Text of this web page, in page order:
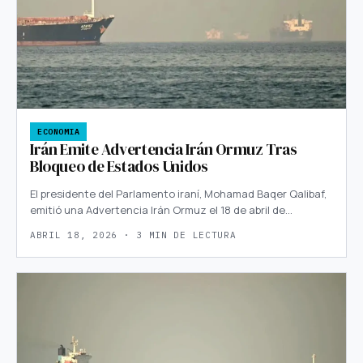
ECONOMIA
Irán Emite Advertencia Irán Ormuz Tras
Bloqueo de Estados Unidos
El presidente del Parlamento iraní, Mohamad Baqer Qalibaf,
emitió una Advertencia Irán Ormuz el 18 de abril de…
ABRIL 18, 2026 · 3 MIN DE LECTURA